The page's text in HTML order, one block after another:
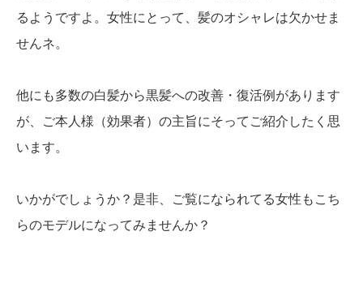
るようですよ。女性にとって、髪のオシャレは欠かせま
せんネ。
他にも多数の白髪から黒髪への改善・復活例があります
が、ご本人様（効果者）の主旨にそってご紹介したく思
います。
いかがでしょうか？是非、ご覧になられてる女性もこち
らのモデルになってみませんか？